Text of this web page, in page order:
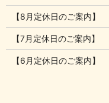
【8月定休日のご案内】
【7月定休日のご案内】
【6月定休日のご案内】